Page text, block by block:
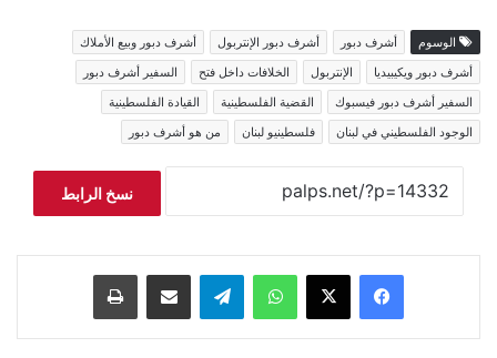
الوسوم أشرف دبور أشرف دبور الإنتربول
أشرف دبور وبيع الأملاك
أشرف دبور ويكيبيديا
الإنتربول الخلافات داخل فتح
السفير أشرف دبور
السفير أشرف دبور فيسبوك
القضية الفلسطينية
القيادة الفلسطينية
الوجود الفلسطيني في لبنان
فلسطينيو لبنان من هو أشرف دبور
نسخ الرابط
فيسبوك ‫X واتساب تيلقرام مشاركة عبر البريد طباعة